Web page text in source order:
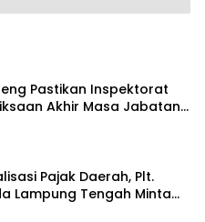
Pastikan Inspektorat
Akhir Masa Jabatan
Pajak Daerah, Plt.
Lampung Tengah Minta
Tingkatkan Inovasi dan